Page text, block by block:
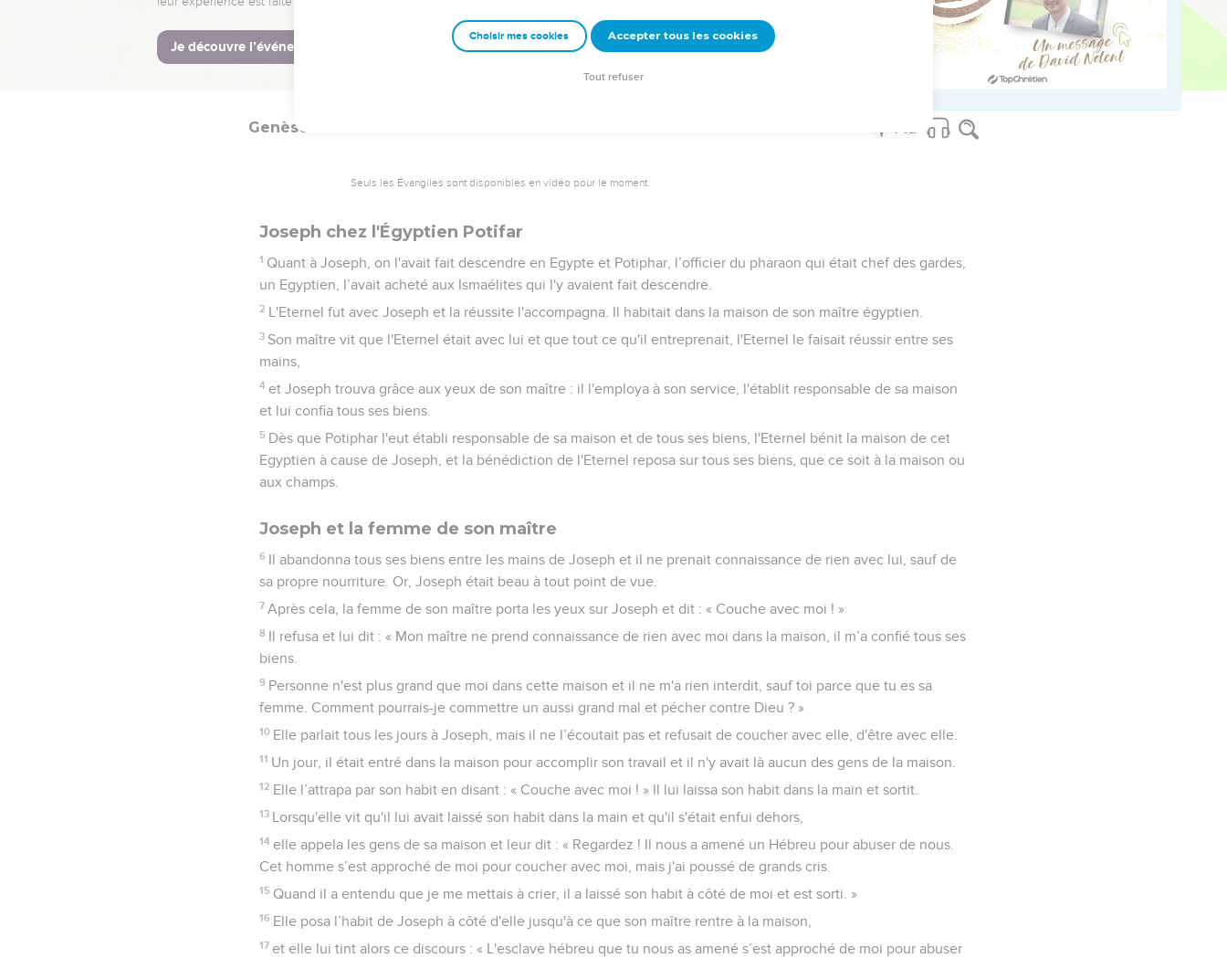
Cependant, il retira la main et c'est son frère qui sortit. Alors la sage-femme dit : « Quelle brèche tu t'es
ouverte ! » et on l’appela Pérets.
Ensuite sortit son frère, celui qui avait à la main le fil cramoisi, et on l’appela Zérach.
Genèse
Seuls les Évangiles sont disponibles en vidéo pour le moment.
Joseph chez l'Égyptien Potifar
1 Quant à Joseph, on l'avait fait descendre en Egypte et Potiphar, l’officier du pharaon qui était chef des gardes,
un Egyptien, l’avait acheté aux Ismaélites qui l'y avaient fait descendre.
2 L'Eternel fut avec Joseph et la réussite l'accompagna. Il habitait dans la maison de son maître égyptien.
3 Son maître vit que l'Eternel était avec lui et que tout ce qu'il entreprenait, l'Eternel le faisait réussir entre ses
mains,
4 et Joseph trouva grâce aux yeux de son maître : il l'employa à son service, l'établit responsable de sa maison
et lui confia tous ses biens.
5 Dès que Potiphar l'eut établi responsable de sa maison et de tous ses biens, l'Eternel bénit la maison de cet
Egyptien à cause de Joseph, et la bénédiction de l'Eternel reposa sur tous ses biens, que ce soit à la maison ou
aux champs.
Joseph et la femme de son maître
6 Il abandonna tous ses biens entre les mains de Joseph et il ne prenait connaissance de rien avec lui, sauf de
sa propre nourriture. Or, Joseph était beau à tout point de vue.
7 Après cela, la femme de son maître porta les yeux sur Joseph et dit : « Couche avec moi ! »
8 Il refusa et lui dit : « Mon maître ne prend connaissance de rien avec moi dans la maison, il m’a confié tous ses
biens.
9 Personne n'est plus grand que moi dans cette maison et il ne m'a rien interdit, sauf toi parce que tu es sa
femme. Comment pourrais-je commettre un aussi grand mal et pécher contre Dieu ? »
10 Elle parlait tous les jours à Joseph, mais il ne l’écoutait pas et refusait de coucher avec elle, d'être avec elle.
11 Un jour, il était entré dans la maison pour accomplir son travail et il n'y avait là aucun des gens de la maison.
12 Elle l’attrapa par son habit en disant : « Couche avec moi ! » Il lui laissa son habit dans la main et sortit.
13 Lorsqu'elle vit qu'il lui avait laissé son habit dans la main et qu'il s'était enfui dehors,
14 elle appela les gens de sa maison et leur dit : « Regardez ! Il nous a amené un Hébreu pour abuser de nous.
Cet homme s’est approché de moi pour coucher avec moi, mais j'ai poussé de grands cris.
15 Quand il a entendu que je me mettais à crier, il a laissé son habit à côté de moi et est sorti. »
16 Elle posa l’habit de Joseph à côté d'elle jusqu'à ce que son maître rentre à la maison,
17 et elle lui tint alors ce discours : « L'esclave hébreu que tu nous as amené s’est approché de moi pour abuser
Choisir mes cookies Accepter tous les cookies
Tout refuser